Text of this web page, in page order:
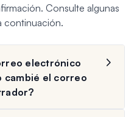
Consulte algunas
continuación.
electrónico
cambié el correo